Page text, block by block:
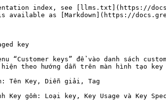
index, see [llms.txt](https://
as [Markdown](https://
key
“Customer keys” để vào danh sách
hiện theo hướng dẫn trên màn hình tạo key
Tên Key, Diễn giải, Tag
gồm: Loại key, Key Usage và Key Spec